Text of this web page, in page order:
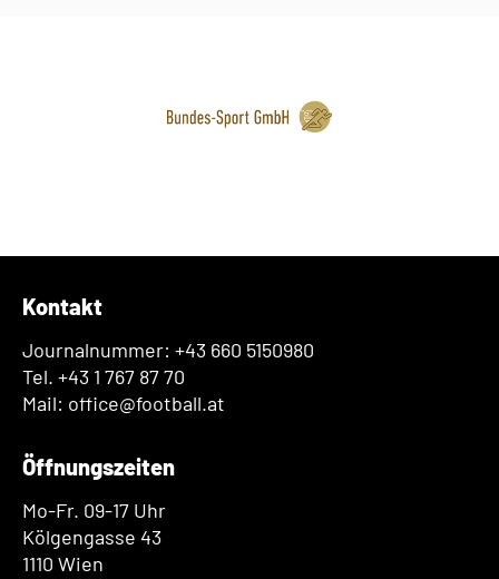
Kontakt
Journalnummer: +43 660 5150980
Tel. +43 1 767 87 70
Mail: office@football.at
Öffnungszeiten
Mo-Fr. 09-17 Uhr
Kölgengasse 43
1110 Wien